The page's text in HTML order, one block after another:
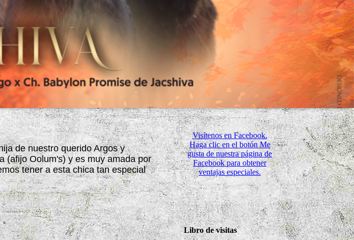
de nuestro querido Argos y
(afijo Oolum's) y es muy amada por
tener a esta chica tan especial
Visítenos en Facebook.
Haga clic en el botón Me
gusta de nuestra página de
Facebook para obtener
ventajas especiales.
Libro de visitas